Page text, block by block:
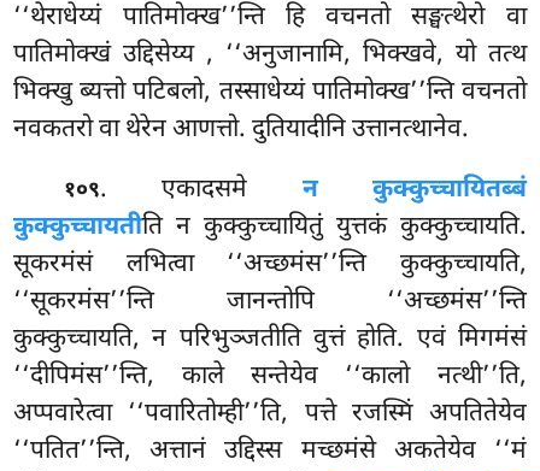
‘‘थेराधेय्यं पातिमोक्ख’’न्ति हि वचनतो सङ्घत्थेरो वा
पातिमोक्खं उद्दिसेय्य , ‘‘अनुजानामि, भिक्खवे, यो तत्थ
भिक्खु ब्यत्तो पटिबलो, तस्साधेय्यं पातिमोक्ख’’न्ति वचनतो
नवकतरो वा थेरेन आणत्तो. दुतियादीनि उत्तानत्थानेव.
१०९. एकादसमे न कुक्कुच्चायितब्बं
कुक्कुच्चायतीति न कुक्कुच्चायितुं युत्तकं कुक्कुच्चायति.
सूकरमंसं लभित्वा ‘‘अच्छमंस’’न्ति कुक्कुच्चायति,
‘‘सूकरमंस’’न्ति जानन्तोपि ‘‘अच्छमंस’’न्ति
कुक्कुच्चायति, न परिभुञ्जतीति वुत्तं होति. एवं मिगमंसं
‘‘दीपिमंस’’न्ति, काले सन्तेयेव ‘‘कालो नत्थी’’ति,
अप्पवारेत्वा ‘‘पवारितोम्ही’’ति, पत्ते रजस्मिं अपतितेयेव
‘‘पतित’’न्ति, अत्तानं उद्दिस्स मच्छमंसे अकतेयेव ‘‘मं